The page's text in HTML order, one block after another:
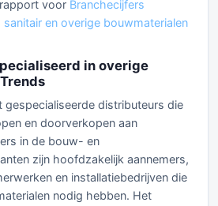
voor Branchecijfers
en overige bouwmaterialen
in overige
gespecialiseerde distributeurs die
en doorverkopen aan
in de bouw- en
zijn hoofdzakelijk aannemers,
en installatiebedrijven die
nodig hebben. Het